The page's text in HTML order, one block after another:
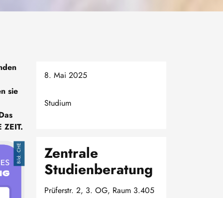
sie
CHE
8. Mai 2025
Studium
Zentrale
Studienberatung
Prüferstr. 2, 3. OG, Raum 3.405